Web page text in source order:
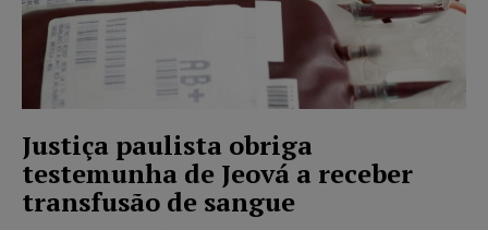
Justiça paulista obriga
testemunha de Jeová a receber
transfusão de sangue